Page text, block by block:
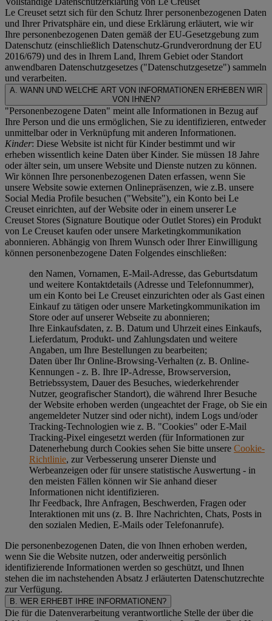
Le Creuset setzt sich für den Schutz Ihrer personenbezogenen Daten
und Ihrer Privatsphäre ein, und diese Erklärung erläutert, wie wir
Ihre personenbezogenen Daten gemäß der EU-Gesetzgebung zum
Datenschutz (einschließlich Datenschutz-Grundverordnung der EU
2016/679) und des in Ihrem Land, Ihrem Gebiet oder Standort
anwendbaren Datenschutzgesetzes ("Datenschutzgesetze") sammeln
und verarbeiten.
A. WANN UND WELCHE ART VON INFORMATIONEN ERHEBEN WIR
VON IHNEN?
"Personenbezogene Daten" meint alle Informationen in Bezug auf
Ihre Person und die uns ermöglichen, Sie zu identifizieren, entweder
unmittelbar oder in Verknüpfung mit anderen Informationen.
Kinder: Diese Website ist nicht für Kinder bestimmt und wir
erheben wissentlich keine Daten über Kinder. Sie müssen 18 Jahre
oder älter sein, um unsere Website und Dienste nutzen zu können.
Wir können Ihre personenbezogenen Daten erfassen, wenn Sie
unsere Website sowie externen Onlinepräsenzen, wie z.B. unsere
Social Media Profile besuchen ("Website"), ein Konto bei Le
Creuset einrichten, auf der Website oder in einem unserer Le
Creuset Stores (Signature Boutique oder Outlet Stores) ein Produkt
von Le Creuset kaufen oder unsere Marketingkommunikation
abonnieren. Abhängig von Ihrem Wunsch oder Ihrer Einwilligung
können personenbezogene Daten Folgendes einschließen:
den Namen, Vornamen, E-Mail-Adresse, das Geburtsdatum
und weitere Kontaktdetails (Adresse und Telefonnummer),
um ein Konto bei Le Creuset einzurichten oder als Gast einen
Einkauf zu tätigen oder unsere Marketingkommunikation im
Store oder auf unserer Webseite zu abonnieren;
Ihre Einkaufsdaten, z. B. Datum und Uhrzeit eines Einkaufs,
Lieferdatum, Produkt- und Zahlungsdaten und weitere
Angaben, um Ihre Bestellungen zu bearbeiten;
Daten über Ihr Online-Browsing-Verhalten (z. B. Online-
Kennungen - z. B. Ihre IP-Adresse, Browserversion,
Betriebssystem, Dauer des Besuches, wiederkehrender
Nutzer, geografischer Standort), die während Ihrer Besuche
der Website erhoben werden (ungeachtet der Frage, ob Sie ein
angemeldeter Nutzer sind oder nicht), indem Logs und/oder
Tracking-Technologien wie z. B. "Cookies" oder E-Mail
Tracking-Pixel eingesetzt werden (für Informationen zur
Datenerhebung durch Cookies sehen Sie bitte unsere Cookie-
Richtlinie, zur Verbesserung unserer Dienste und
Werbeanzeigen oder für unsere statistische Auswertung - in
den meisten Fällen können wir Sie anhand dieser
Informationen nicht identifizieren.
Ihr Feedback, Ihre Anfragen, Beschwerden, Fragen oder
Interaktionen mit uns (z. B. Ihre Nachrichten, Chats, Posts in
den sozialen Medien, E-Mails oder Telefonanrufe).
Die personenbezogenen Daten, die von Ihnen erhoben werden,
wenn Sie die Website nutzen, oder anderweitig persönlich
identifizierende Informationen werden so geschützt, und Ihnen
stehen die im nachstehenden Absatz J erläuterten Datenschutzrechte
zur Verfügung.
B. WER ERHEBT IHRE INFORMATIONEN?
Die für die Datenverarbeitung verantwortliche Stelle der über die